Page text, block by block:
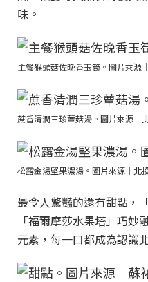
味。
主餐猴頭菇佐晚香玉筍。圖片來源
蔗香清潤三珍蕈菇湯。圖片來源｜
松露金湯堅果濃湯。圖片來源｜北
最令人驚豔的還有甜點，
「福爾摩莎水果塔」巧
元素，每一口都成為認識